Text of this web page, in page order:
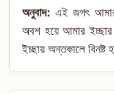
অনুবাদ: এই জগৎ
অবশ হয়ে আমার ইচ্ছার
ইচ্ছায় অন্তকালে বিনষ্ট